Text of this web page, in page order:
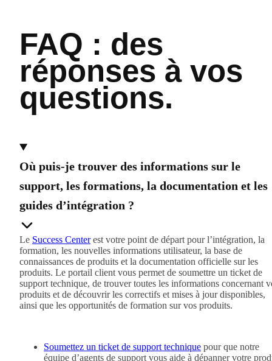
FAQ : des
réponses à vos
questions.
Où puis-je trouver des informations sur le
support, les formations, la documentation et les
guides d’intégration ?
Le Success Centerest votre point de départ pour l’intégration, la
formation, les nouvelles informations utilisateur, la base de
connaissances de produits et la documentation officielle sur les
produits. Le portail client vous permet de soumettre un ticket de
support technique, de trouver toutes les informations concernant
produits et de découvrir les correctifs et mises à jour disponibles,
ainsi que les opportunités de formation sur vos produits.
Soumettez un ticket de support technique pour que notre
équipe d’agents de support vous aide à dépanner votre